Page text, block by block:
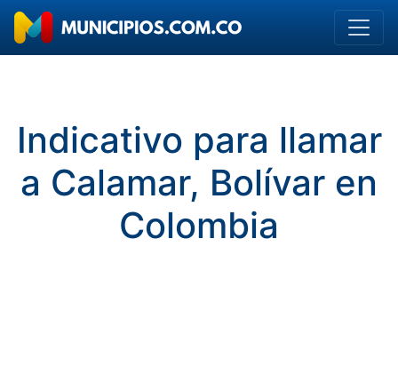
Indicativo para llamar
a Calamar, Bolívar en
Colombia